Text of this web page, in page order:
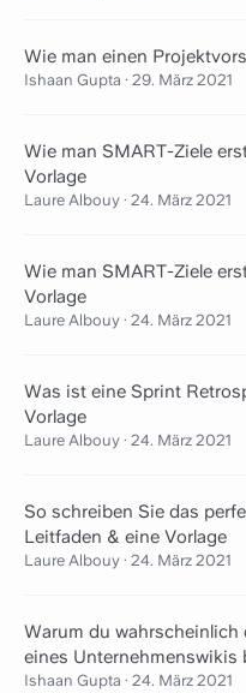
Wie man einen
Ishaan Gupta · 29. März 2021
Wie man SMART-Ziele
Vorlage
Laure Albouy · 24. März 2021
Wie man SMART-Ziele
Vorlage
Laure Albouy · 24. März 2021
Was ist eine Sprint
Vorlage
Laure Albouy · 24. März 2021
So schreiben Sie das
Leitfaden & eine Vorlage
Laure Albouy · 24. März 2021
Warum du
eines Unternehmenswikis
Ishaan Gupta · 24. März 2021